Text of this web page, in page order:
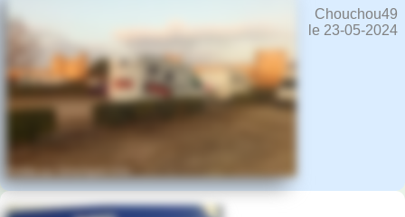
Chouchou49
le 23-05-2024